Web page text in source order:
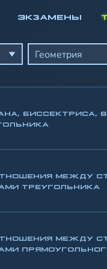
ЭКЗАМЕНЫ
Геометрия
БИССЕКТРИСА,
МЕЖДУ
ТРЕУГОЛЬНИКА
МЕЖДУ
треугольника
прямоугольного